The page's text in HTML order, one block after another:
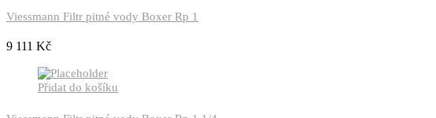
Viessmann Filtr pitné vody Boxer Rp 1
9 111 Kč
Přidat do košíku